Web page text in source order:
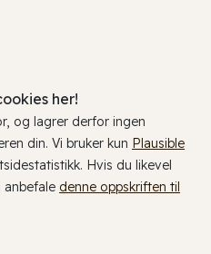
her!
og lagrer derfor ingen
din. Vi bruker kun Plausible
Hvis du likevel
anbefale denne oppskriften til